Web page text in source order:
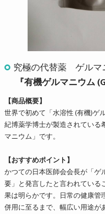
究極の代替薬 ゲルマ
『有機ゲルマニウム
【商品概要】
世界で初めて「水溶性 (有機)ゲ
紀博薬学博士が製造されてい
マニウム」です。
【おすすめポイント】
かつての日本医師会会長が「ゲ
要」と発言したと言われている
果は明らかです。日常の健康
併用に至るまで、幅広い用途が